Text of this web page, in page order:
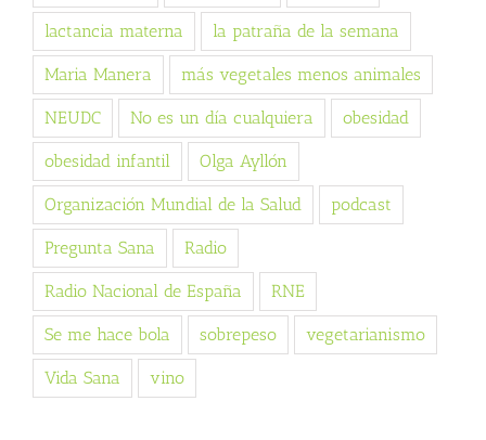
lactancia materna la patraña de la semana
Maria Manera más vegetales menos animales
NEUDC No es un día cualquiera obesidad
obesidad infantil Olga Ayllón
Organización Mundial de la Salud podcast
Pregunta Sana Radio
Radio Nacional de España RNE
Se me hace bola sobrepeso vegetarianismo
Vida Sana vino